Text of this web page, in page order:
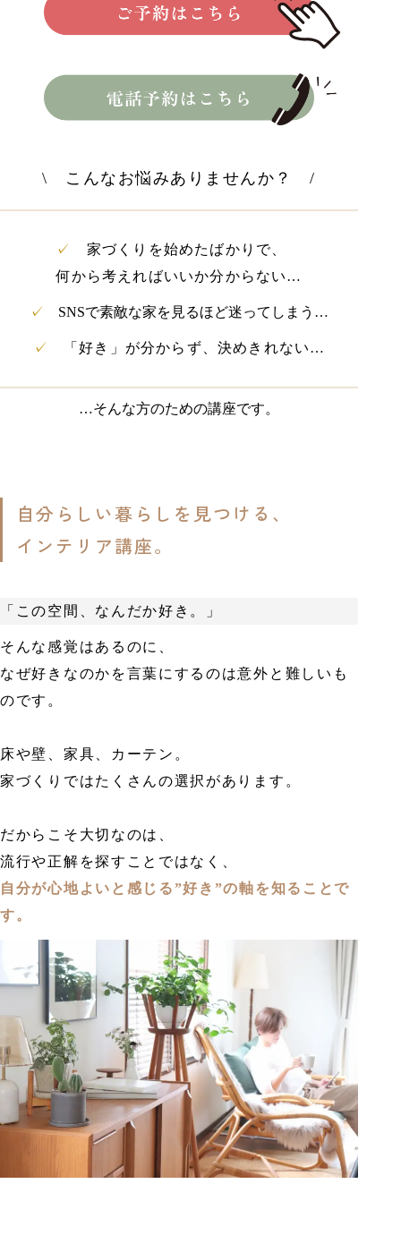
\ こんなお悩みありませんか？ /
✓
家づくりを始めたばかりで、
何から考えればいいか分からない…
✓ SNSで素敵な家を見るほど迷ってしまう…
✓ 「好き」が分からず、決めきれない…
…そんな方のための講座です。
自分らしい暮らしを見つける、
インテリア講座。
「この空間、なんだか好き。」
そんな感覚はあるのに、
なぜ好きなのかを言葉にするのは意外と難しいも
のです。
床や壁、家具、カーテン。
家づくりではたくさんの選択があります。
だからこそ大切なのは、
流行や正解を探すことではなく、
自分が心地よいと感じる”好き”の軸を知ることで
す。